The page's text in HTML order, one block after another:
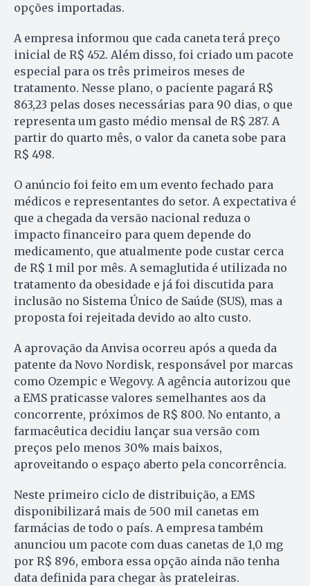
opções importadas.
A empresa informou que cada caneta terá preço
inicial de R$ 452. Além disso, foi criado um pacote
especial para os três primeiros meses de
tratamento. Nesse plano, o paciente pagará R$
863,23 pelas doses necessárias para 90 dias, o que
representa um gasto médio mensal de R$ 287. A
partir do quarto mês, o valor da caneta sobe para
R$ 498.
O anúncio foi feito em um evento fechado para
médicos e representantes do setor. A expectativa é
que a chegada da versão nacional reduza o
impacto financeiro para quem depende do
medicamento, que atualmente pode custar cerca
de R$ 1 mil por mês. A semaglutida é utilizada no
tratamento da obesidade e já foi discutida para
inclusão no Sistema Único de Saúde (SUS), mas a
proposta foi rejeitada devido ao alto custo.
A aprovação da Anvisa ocorreu após a queda da
patente da Novo Nordisk, responsável por marcas
como Ozempic e Wegovy. A agência autorizou que
a EMS praticasse valores semelhantes aos da
concorrente, próximos de R$ 800. No entanto, a
farmacêutica decidiu lançar sua versão com
preços pelo menos 30% mais baixos,
aproveitando o espaço aberto pela concorrência.
Neste primeiro ciclo de distribuição, a EMS
disponibilizará mais de 500 mil canetas em
farmácias de todo o país. A empresa também
anunciou um pacote com duas canetas de 1,0 mg
por R$ 896, embora essa opção ainda não tenha
data definida para chegar às prateleiras.